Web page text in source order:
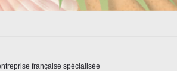
française spécialisée